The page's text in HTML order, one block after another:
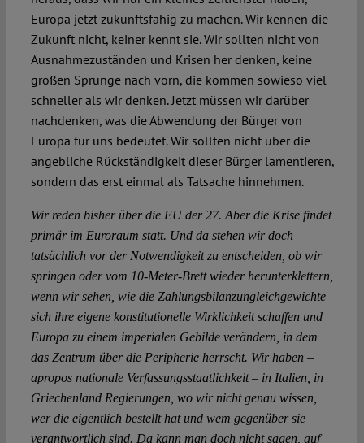
Europa jetzt zukunftsfähig zu machen. Wir kennen die
Zukunft nicht, keiner kennt sie. Wir sollten nicht von
Ausnahmezuständen und Krisen her denken, keine
großen Sprünge nach vorn, die kommen sowieso viel
schneller als wir denken. Jetzt müssen wir darüber
nachdenken, was die Abwendung der Bürger von
Europa für uns bedeutet. Wir sollten nicht über die
angebliche Rückständigkeit dieser Bürger lamentieren,
sondern das erst einmal als Tatsache hinnehmen.
Wir reden bisher über die EU der 27. Aber die Krise findet
primär im Euroraum statt. Und da stehen wir doch
tatsächlich vor der Notwendigkeit zu entscheiden, ob wir
springen oder vom 10-Meter-Brett wieder herunterklettern,
wenn wir sehen, wie die Zahlungsbilanzungleichgewichte
sich ihre eigene konstitutionelle Wirklichkeit schaffen und
Europa zu einem imperialen Gebilde verändern, in dem
das Zentrum über die Peripherie herrscht. Wir haben –
apropos nationale Verfassungsstaatlichkeit – in Italien, in
Griechenland Regierungen, wo wir nicht genau wissen,
wer die eigentlich bestellt hat und wem gegenüber sie
verantwortlich sind. Da kann man doch nicht sagen, auf